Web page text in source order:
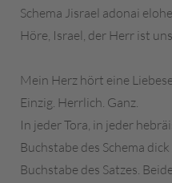
Schema Jisrael adonai
Höre, Israel, der Herr ist
Mein Herz hört eine
Einzig. Herrlich. Ganz.
In jeder Tora, in jeder
Buchstabe des Schema
Buchstabe des Satzes.